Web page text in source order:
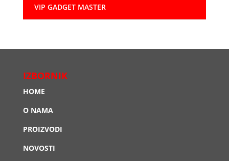
VIP GADGET MASTER
IZBORNIK
HOME
O NAMA
PROIZVODI
NOVOSTI